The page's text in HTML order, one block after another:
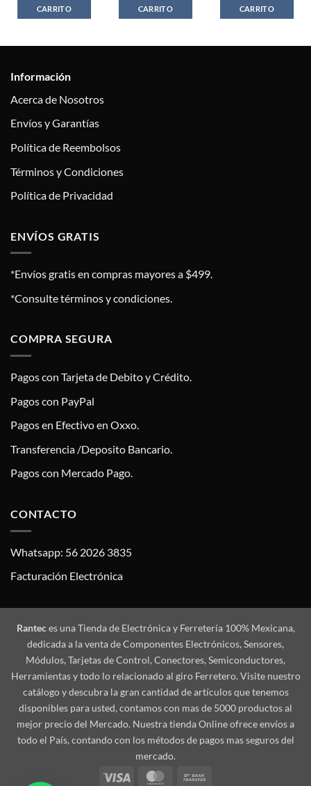
CARRITO
CARRITO
CARRITO
Información
Acerca de Nosotros
Envíos y Garantías
Política de Reembolsos
Términos y Condiciones
Política de Privacidad
ENVÍOS GRATIS
*Envíos gratis en compras mayores a $499.
*Consulte términos y condiciones.
COMPRA SEGURA
Pagos con Tarjeta de Debito y Crédito.
Pagos con PayPal
Pagos en Efectivo en Oxxo.
Transferencia /Deposito Bancario.
Pagos con Mercado Pago.
CONTACTO
Whatsapp: 56 2026 3835
Facturación Electrónica
Ranteces una Tienda de Electrónica y Ferretería 100% Mexicana,
dedicada a la venta de Componentes Electrónicos, Sensores,
Módulos, Tarjetas de Control, Conectores, Semiconductores,
Herramientas y todo lo relacionado al giro Ferretero. Visite nuestro
catálogo y descubra la gran cantidad de artículos que tenemos
disponibles para usted, contamos con mas de 5000 productos al
mejor precio del Mercado. Nuestra tienda Online ofrece envíos a
todo el País, contando con los métodos de pagos mas seguros del
mercado.
Visa
MasterCard